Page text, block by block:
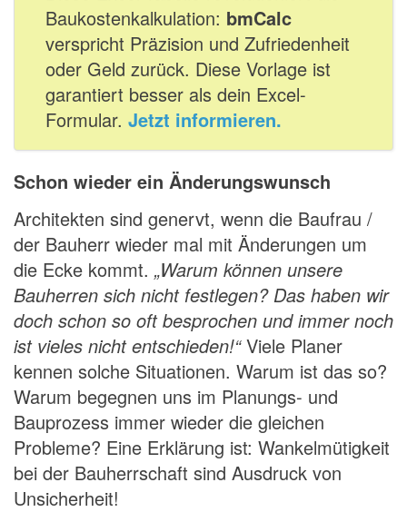
Baukostenkalkulation: bmCalc
verspricht Präzision und Zufriedenheit
oder Geld zurück. Diese Vorlage ist
garantiert besser als dein Excel-
Formular. Jetzt informieren.
Schon wieder ein Änderungswunsch
Architekten sind genervt, wenn die Baufrau /
der Bauherr wieder mal mit Änderungen um
die Ecke kommt. „Warum können unsere
Bauherren sich nicht festlegen? Das haben wir
doch schon so oft besprochen und immer noch
ist vieles nicht entschieden!“Viele Planer
kennen solche Situationen. Warum ist das so?
Warum begegnen uns im Planungs- und
Bauprozess immer wieder die gleichen
Probleme? Eine Erklärung ist: Wankelmütigkeit
bei der Bauherrschaft sind Ausdruck von
Unsicherheit!